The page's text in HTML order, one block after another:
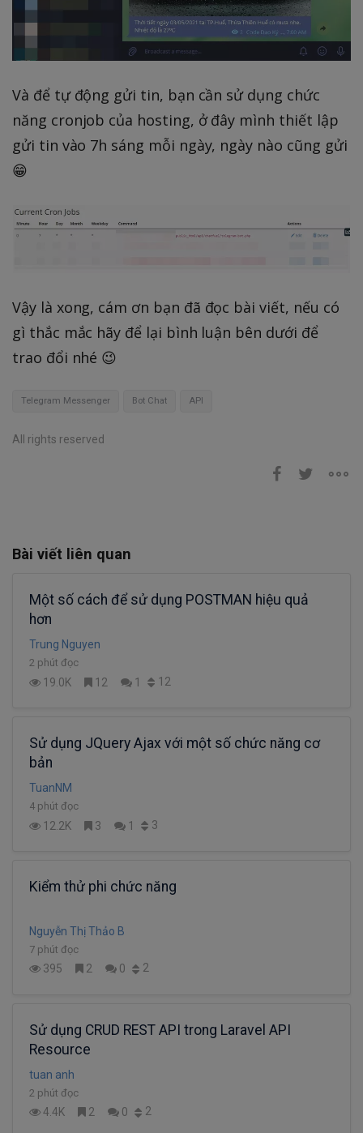
Và để tự động gửi tin, bạn cần sử dụng chức
năng cronjob của hosting, ở đây mình thiết lập
gửi tin vào 7h sáng mỗi ngày, ngày nào cũng gửi
😁
Vậy là xong, cám ơn bạn đã đọc bài viết, nếu có
gì thắc mắc hãy để lại bình luận bên dưới để
trao đổi nhé 😉
Telegram Messenger Bot Chat API
All rights reserved
Bài viết liên quan
Một số cách để sử dụng POSTMAN hiệu quả
hơn
Trung Nguyen
2 phút đọc
19.0K 12 1 12
Sử dụng JQuery Ajax với một số chức năng cơ
bản
TuanNM
4 phút đọc
12.2K 3 1 3
Kiểm thử phi chức năng
Nguyễn Thị Thảo B
7 phút đọc
395 2 0 2
Sử dụng CRUD REST API trong Laravel API
Resource
tuan anh
2 phút đọc
4.4K 2 0 2